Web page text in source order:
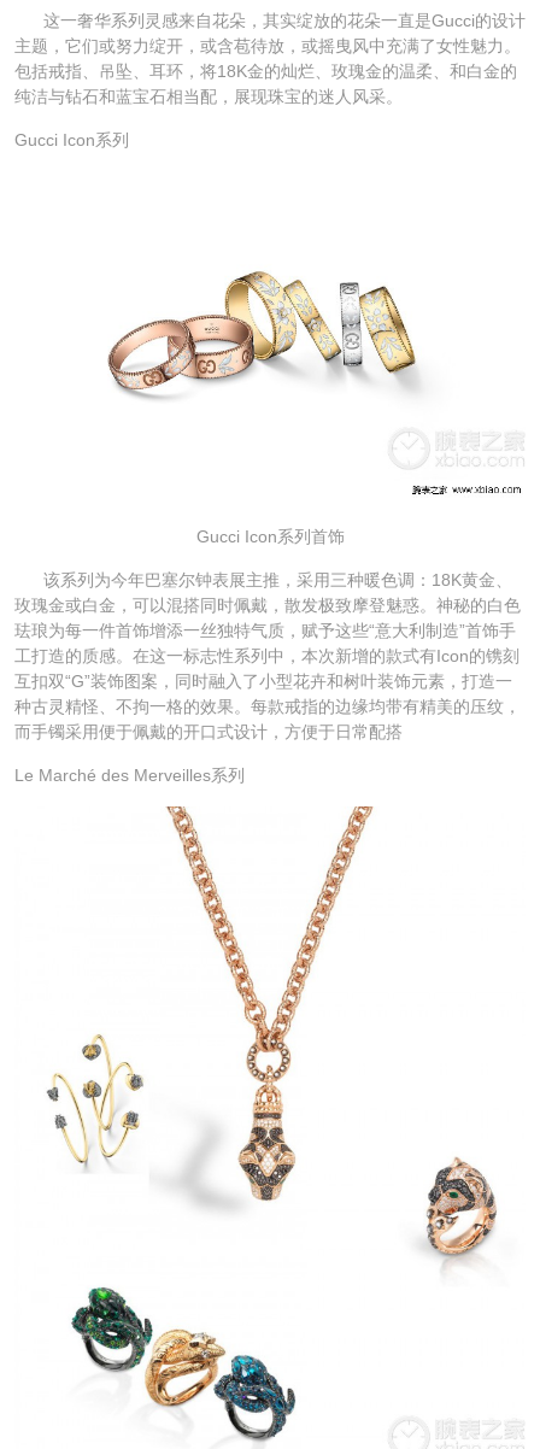
这一奢华系列灵感来自花朵，其实绽放的花朵一直是Gucci的设计
主题，它们或努力绽开，或含苞待放，或摇曳风中充满了女性魅力。
包括戒指、吊坠、耳环，将18K金的灿烂、玫瑰金的温柔、和白金的
纯洁与钻石和蓝宝石相当配，展现珠宝的迷人风采。
Gucci Icon系列
Gucci Icon系列首饰
该系列为今年巴塞尔钟表展主推，采用三种暖色调：18K黄金、
玫瑰金或白金，可以混搭同时佩戴，散发极致摩登魅惑。神秘的白色
珐琅为每一件首饰增添一丝独特气质，赋予这些“意大利制造”首饰手
工打造的质感。在这一标志性系列中，本次新增的款式有Icon的镌刻
互扣双“G”装饰图案，同时融入了小型花卉和树叶装饰元素，打造一
种古灵精怪、不拘一格的效果。每款戒指的边缘均带有精美的压纹，
而手镯采用便于佩戴的开口式设计，方便于日常配搭
Le Marché des Merveilles系列